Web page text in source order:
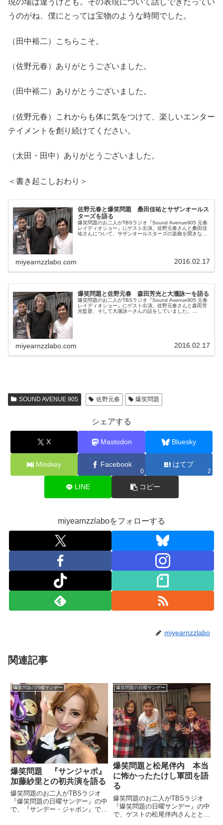
現の場は違うけども。その表現について話しできたってい
うのがね、僕にとっては宝物のような時間でした。
（田中裕二）こちらこそ。
（佐野元春）ありがとうございました。
（田中裕二）ありがとうございました。
（佐野元春）これからも体に気をつけて、楽しいエンター
テイメントを創り続けてください。
（太田・田中）ありがとうございました。
＜書き起こしおわり＞
佐野元春と爆笑問題 桑田佳祐とサザンオールス
ターズを語る
爆笑問題のお二人がTBSラジオ『Sound Avenue905 元春
レイディオショー』にゲスト出演。佐野元春さんと桑田佳
祐さんについて、サザンオールスターズの楽曲を聞きなが
miyearnzzlabo.com 2016.02.17
爆笑問題と佐野元春 森田芳光と大瀧詠一を語る
爆笑問題のお二人がTBSラジオ『Sound Avenue905 元春
レイディオショー』にゲスト出演。佐野元春さんと森田芳
光監督、そして大瀧詠一さんの話をしていました。
miyearnzzlabo.com 2016.02.17
SOUND AVENUE 905 佐野元春 爆笑問題
シェアする
X Mastodon Bluesky
Misskey Facebook
0
はてブ
2
LINE コピー
miyearnzzlaboをフォローする
miyearnzzlabo
関連記事
爆笑問題の日曜サンデー
爆笑問題 『サンジャポ』
加藤紗里との初共演を語る
爆笑問題のお二人がTBSラジオ
『爆笑問題の日曜サンデー』の中
で、『サンデー・ジャポン』で初
爆笑問題の日曜サンデー
爆笑問題と松尾伴内 本当
に怖かったたけし軍団を語
る
爆笑問題のお二人がTBSラジオ
『爆笑問題の日曜サンデー』の中
で、ゲストの松尾伴内さんととも